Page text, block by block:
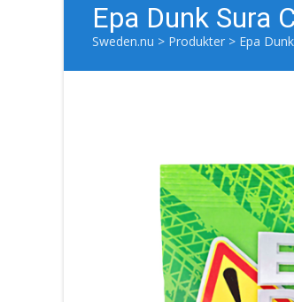
Epa Dunk Sura
Sweden.nu > Produkter > Epa